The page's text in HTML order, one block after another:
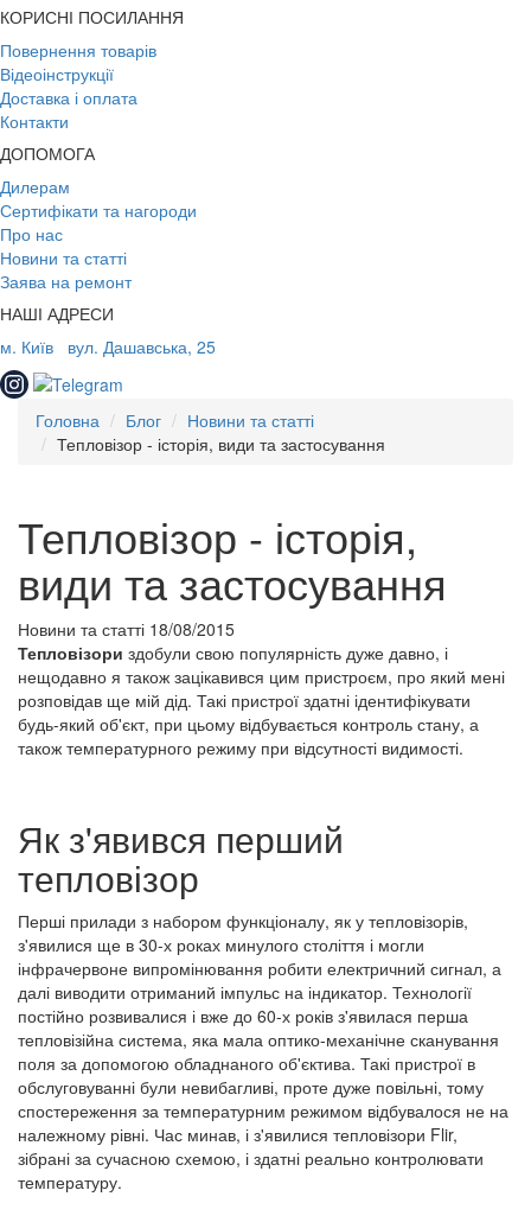
КОРИСНІ ПОСИЛАННЯ
Повернення товарів
Відеоінструкції
Доставка і оплата
Контакти
ДОПОМОГА
Дилерам
Сертифікати та нагороди
Про нас
Новини та статті
Заява на ремонт
НАШІ АДРЕСИ
м. Київ
вул. Дашавська, 25
Головна Блог
Новини та статті
Тепловізор - історія, види та застосування
Тепловізор - історія,
види та застосування
Новини та статті 18/08/2015
Тепловізори здобули свою популярність дуже давно, і
нещодавно я також зацікавився цим пристроєм, про який мені
розповідав ще мій дід. Такі пристрої здатні ідентифікувати
будь-який об'єкт, при цьому відбувається контроль стану, а
також температурного режиму при відсутності видимості.
Як з'явився перший
тепловізор
Перші прилади з набором функціоналу, як у тепловізорів,
з'явилися ще в 30-х роках минулого століття і могли
інфрачервоне випромінювання робити електричний сигнал, а
далі виводити отриманий імпульс на індикатор. Технології
постійно розвивалися і вже до 60-х років з'явилася перша
тепловізійна система, яка мала оптико-механічне сканування
поля за допомогою обладнаного об'єктива. Такі пристрої в
обслуговуванні були невибагливі, проте дуже повільні, тому
спостереження за температурним режимом відбувалося не на
належному рівні. Час минав, і з'явилися тепловізори Flir,
зібрані за сучасною схемою, і здатні реально контролювати
температуру.